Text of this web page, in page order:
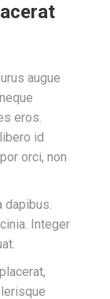
augue
eros.
id
orci, non
dapibus.
Integer